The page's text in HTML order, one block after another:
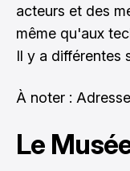
acteurs et des
même qu'aux
Il y a différentes
À noter :
Le